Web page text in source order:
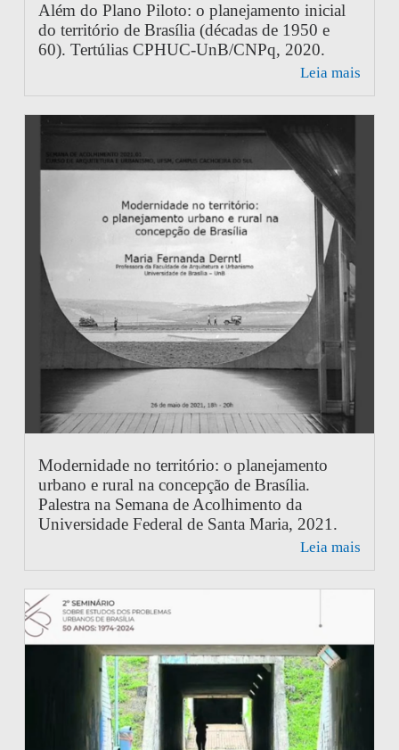
Além do Plano Piloto: o planejamento inicial
do território de Brasília (décadas de 1950 e
60). Tertúlias CPHUC-UnB/CNPq, 2020.
Leia mais
Modernidade no território: o planejamento
urbano e rural na concepção de Brasília.
Palestra na Semana de Acolhimento da
Universidade Federal de Santa Maria, 2021.
Leia mais